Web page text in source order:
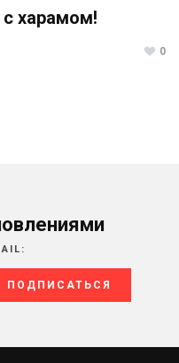
с харамом!
0